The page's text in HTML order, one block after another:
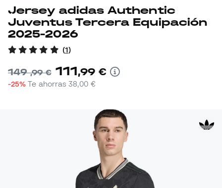
Jersey adidas Authentic
Juventus Tercera Equipación
2025-2026
(1)
149,99 € 111,99 €
-25% Te ahorras38,00 €